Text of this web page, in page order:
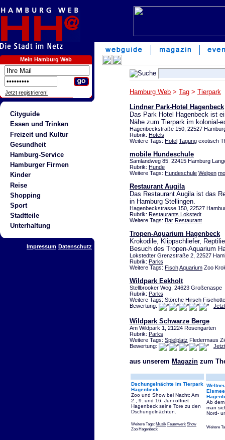
Mein Hamburg Web
Jetzt registrieren!
Cityguide
Essen und Trinken
Freizeit und Kultur
Gesundheit
Hamburg-Service
Hamburger Firmen
Kinder
Reise
Shopping
Sport
Stadtteile
Unterhaltung
Impressum Datenschutz
Hamburg Web > Tag > Tierpark
Lindner Park-Hotel Hagenbeck
Das Park Hotel Hagenbeck ist
Nähe zum Tierpark im kolonial-
Hagenbeckstraße 150, 22527
Rubrik: Hotels
Weitere Tags: Hotel Tagung exotisch
mobile Hundeschule
Samlandweg 85, 22415 Hamburg
Rubrik: Hunde
Weitere Tags: Hundeschule Welpen
Restaurant Augila
Das Restaurant Augila ist das
in Hamburg Stellingen.
Hagenbeckstrasse 150, 22527
Rubrik: Restaurants Lokstedt
Weitere Tags: Bar Restaurant
Tropen-Aquarium Hagenbeck
Krokodile, Klippschliefer,
Besuch des Tropen-Aquarium
Lokstedter Grenzstraße 2, 22527
Rubrik: Parks
Weitere Tags: FischAquarium Zoo
Wildpark Eekholt
Stellbrooker Weg, 24623 Großenaspe
Rubrik: Parks
Weitere Tags: Störche Hirsch
Bewertung:
Wildpark Schwarze Berge
Am Wildpark 1, 21224 Rosengarten
Rubrik: Parks
Weitere Tags: Spielplatz Fledermaus
Bewertung:
aus unserem Magazin zum
Dschungelnächte im Tierpark
Hagenbeck
Zoo und Show bei Nacht: Am
2., 9. und 16. Juni öffnet
Hagenbeck seine Tore zu den
Dschungelnächten.
Weitere Tags: Musik Feuerwerk Show
Zoo Hagenbeck
Ab
man
Nord-
Weitere